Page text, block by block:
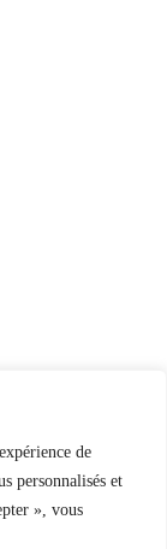
de
personnalisés et
», vous